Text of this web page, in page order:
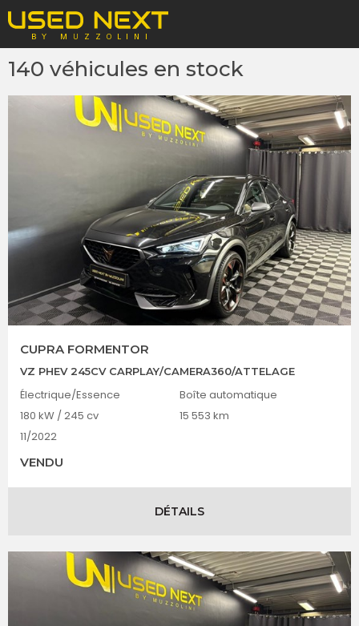
140 véhicules en stock
CUPRA FORMENTOR
VZ PHEV 245CV CARPLAY/CAMERA360/ATTELAGE
Électrique/Essence
Boîte automatique
180 kW / 245 cv
15 553 km
11/2022
VENDU
DÉTAILS